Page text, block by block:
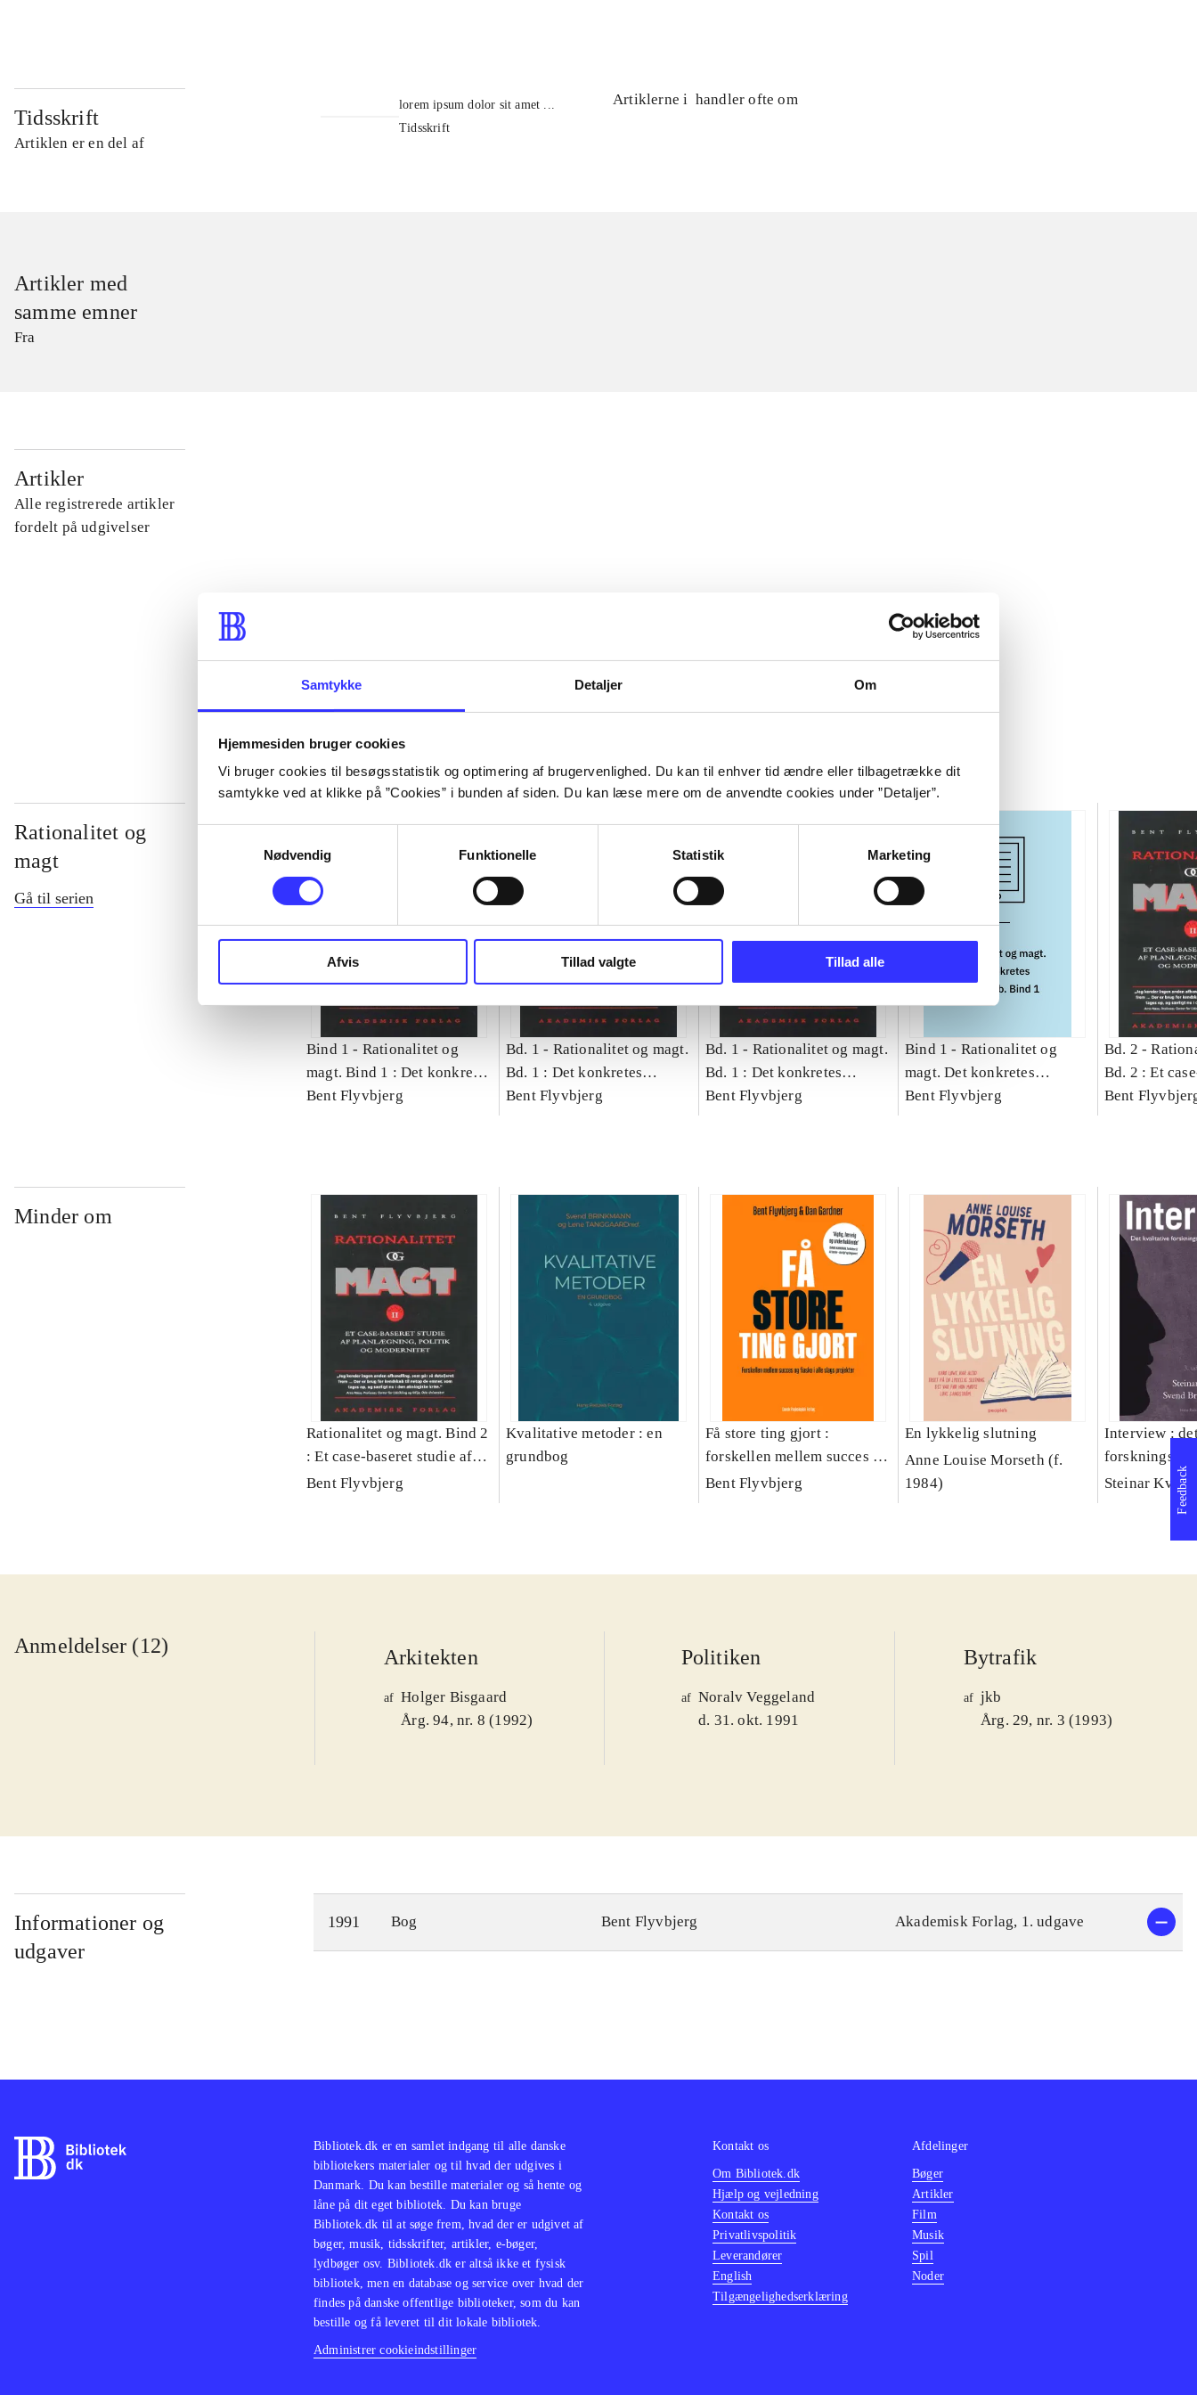
Samtykke Detaljer Om
Hjemmesiden bruger cookies
Vi bruger cookies til besøgsstatistik og optimering af brugervenlighed. Du kan til enhver tid ændre eller tilbagetrække dit
samtykke ved at klikke på ”Cookies” i bunden af siden. Du kan læse mere om de anvendte cookies under ”Detaljer”.
Nødvendig
Funktionelle Statistik Marketing
Afvis Tillad valgte Tillad alle
Tidsskrift
Artiklen er en del af
lorem ipsum dolor sit amet ...
Tidsskrift
Artiklerne i handler ofte om
Artikler med
samme emner
Fra
Artikler
Alle registrerede artikler
fordelt på udgivelser
Rationalitet og
magt
Gå til serien
Bind 1 - Rationalitet og
magt. Bind 1 : Det konkretes
videnskab
Bent Flyvbjerg
Bd. 1 - Rationalitet og magt.
Bd. 1 : Det konkretes
videnskab
Bent Flyvbjerg
Bd. 1 - Rationalitet og magt.
Bd. 1 : Det konkretes
videnskab
Bent Flyvbjerg
Bind 1 - Rationalitet og
magt. Det konkretes
videnskab. Bind 1
Bent Flyvbjerg
Bd. 2 -
Bd. 2 : Et
studie af
Bent
Minder om
Rationalitet og magt. Bind 2
: Et case-baseret studie af
planlægning, politik og
Bent Flyvbjerg
Kvalitative metoder : en
grundbog
Få store ting gjort :
forskellen mellem succes og
fiasko i alle slags projekter
Bent Flyvbjerg
En lykkelig slutning
Anne Louise Morseth (f.
1984)
Interview :
håndværk
Steinar Kvale
Anmeldelser (12) Arkitekten
af Holger Bisgaard
Årg. 94, nr. 8 (1992)
Politiken
af Noralv Veggeland
d. 31. okt. 1991
Bytrafik
af jkb
Årg. 29, nr. 3 (1993)
Informationer og
udgaver
1991 Bog Bent Flyvbjerg Akademisk Forlag, 1. udgave
Feedback
Bibliotek.dk er en samlet indgang til alle danske
bibliotekers materialer og til hvad der udgives i
Danmark. Du kan bestille materialer og så hente og
låne på dit eget bibliotek. Du kan bruge
Bibliotek.dk til at søge frem, hvad der er udgivet af
bøger, musik, tidsskrifter, artikler, e-bøger,
lydbøger osv. Bibliotek.dk er altså ikke et fysisk
bibliotek, men en database og service over hvad der
findes på danske offentlige biblioteker, som du kan
bestille og få leveret til dit lokale bibliotek.
Administrer cookieindstillinger
Kontakt os
Om Bibliotek.dk
Hjælp og vejledning
Kontakt os
Privatlivspolitik
Leverandører
English
Tilgængelighedserklæring
Afdelinger
Bøger
Artikler
Film
Musik
Spil
Noder